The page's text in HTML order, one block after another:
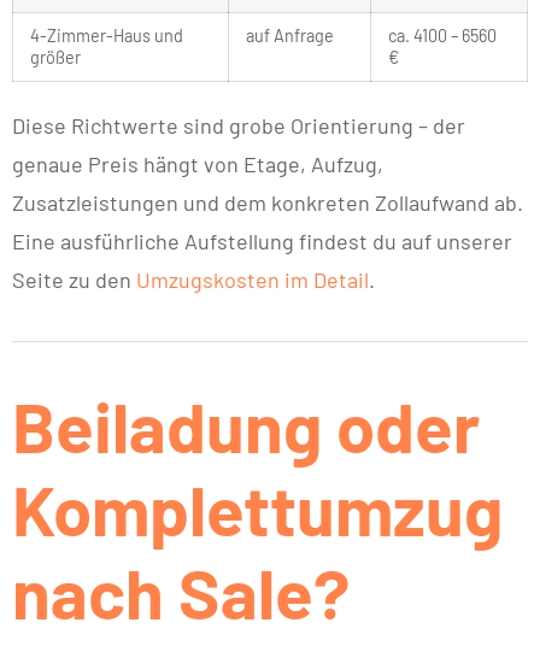
4-Zimmer-Haus und
größer
auf Anfrage
ca. 4100 – 6560
€
Diese Richtwerte sind grobe Orientierung – der
genaue Preis hängt von Etage, Aufzug,
Zusatzleistungen und dem konkreten Zollaufwand ab.
Eine ausführliche Aufstellung findest du auf unserer
Seite zu den Umzugskosten im Detail.
Beiladung oder
Komplettumzug
nach Sale?